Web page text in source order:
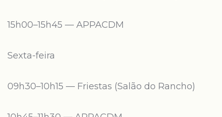
15h00–15h45 — APPACDM
Sexta-feira
09h30–10h15 — Friestas (Salão do Rancho)